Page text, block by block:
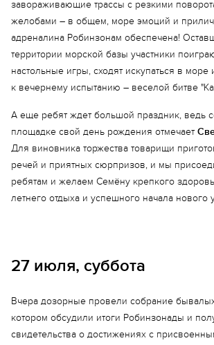
завораживающие трассы с резкими
желобами – в общем, море эмоций и
адреналина Робинзонам обеспечена!
территории морской базы участники
настольные игры, сходят искупаться в море
к вечернему испытанию – веселой битве
А еще ребят ждет большой праздник, ведь
площадке свой день рождения отмечает
Для виновника торжества товарищи
речей и приятных сюрпризов, и мы
ребятам и желаем Семёну крепкого
летнего отдыха и успешного начала нового
27 июля, суббота
Вчера дозорные провели собрание
котором обсудили итоги Робинзонады и
свидетельства о достижениях с